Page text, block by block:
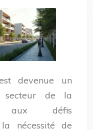
devenue un
de la
aux défis
nécessité de